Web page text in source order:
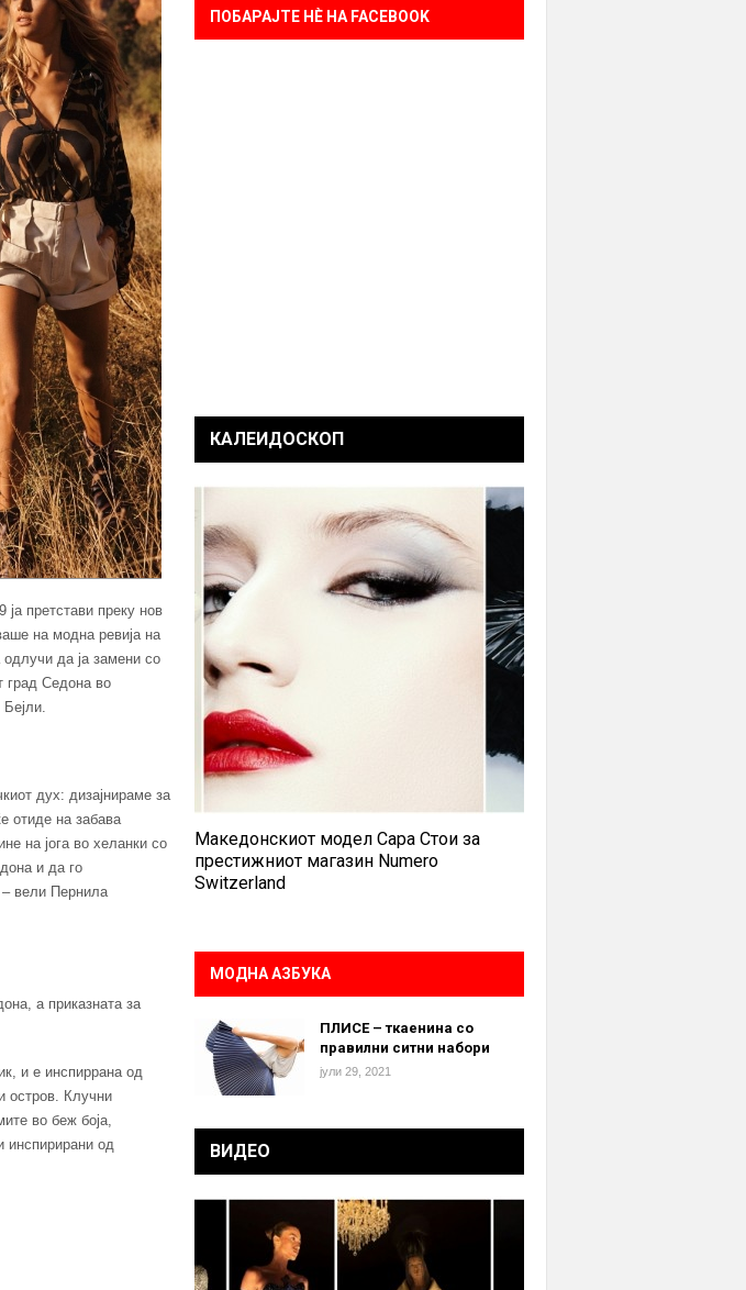
ја претстави преку нов
на модна ревија на
да ја замени со
град Седона во
дух: дизајнираме за
отиде на забава
на јога во хеланки со
и да го
– вели Пернила
а приказната за
и е инспиррана од
остров. Клучни
во беж боја,
инспирирани од
ПОБАРАЈТЕ НÈ НА FACEBOOK
КАЛЕИДОСКОП
Македонскиот модел Сара Стои за
престижниот магазин Numero
Switzerland
МОДНА АЗБУКА
ПЛИСЕ – ткаенина со
правилни ситни набори
јули 29, 2021
ВИДЕО